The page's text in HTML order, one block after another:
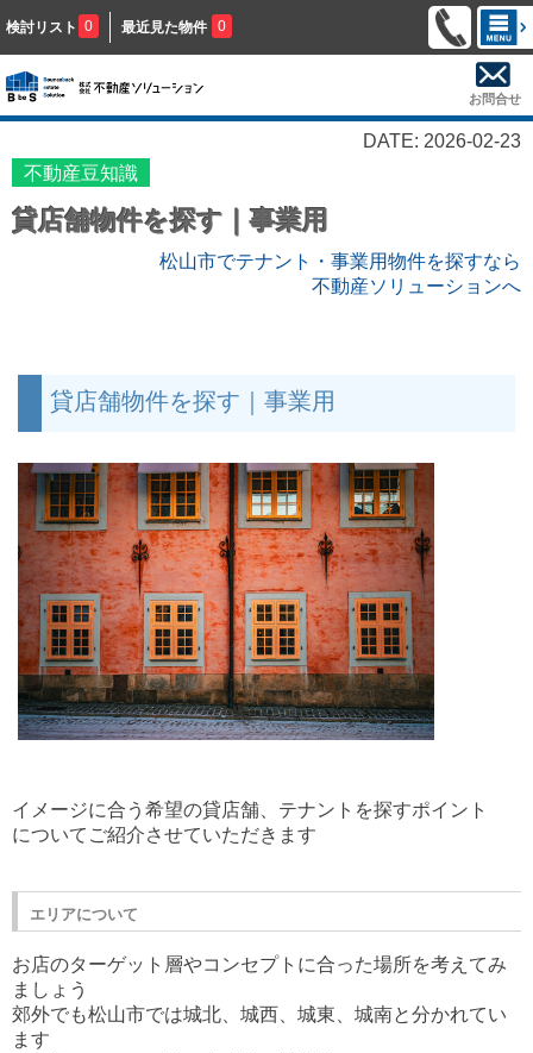
検討リスト 0 最近見た物件 0
お問合せ
DATE: 2026-02-23
不動産豆知識
貸店舗物件を探す｜事業用
松山市でテナント・事業用物件を探すなら
不動産ソリューションへ
貸店舗物件を探す｜事業用
イメージに合う希望の貸店舗、テナントを探すポイント
についてご紹介させていただきます
エリアについて
お店のターゲット層やコンセプトに合った場所を考えてみ
ましょう
郊外でも松山市では城北、城西、城東、城南と分かれてい
ます